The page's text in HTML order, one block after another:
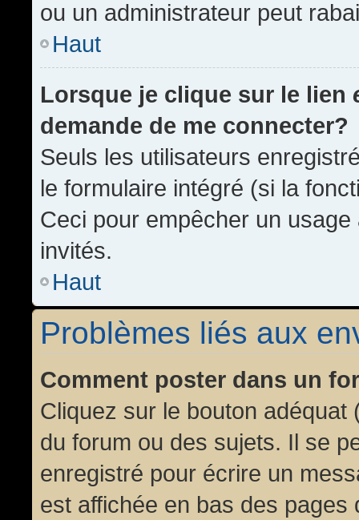
ou un administrateur peut
Haut
Lorsque je clique sur le lien
demande de me connecter?
Seuls les utilisateurs
le formulaire intégré (si la
Ceci pour empêcher un
invités.
Haut
Problèmes liés aux
Comment poster dans un
Cliquez sur le bouton
du forum ou des sujets. Il se
enregistré pour écrire un
est affichée en bas des